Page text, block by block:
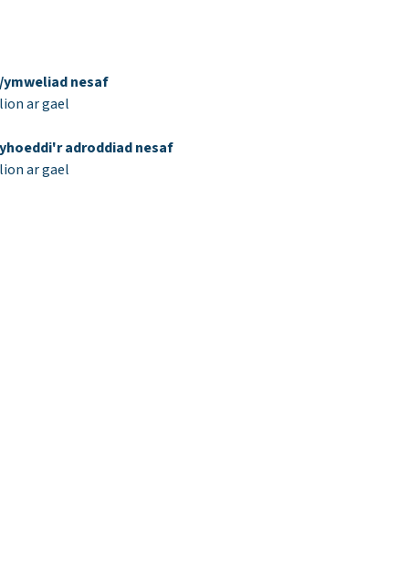
nesaf
ar gael
adroddiad nesaf
ar gael